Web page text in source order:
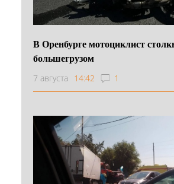
В Оренбурге мотоциклист
большегрузом
7 августа 14:42 1